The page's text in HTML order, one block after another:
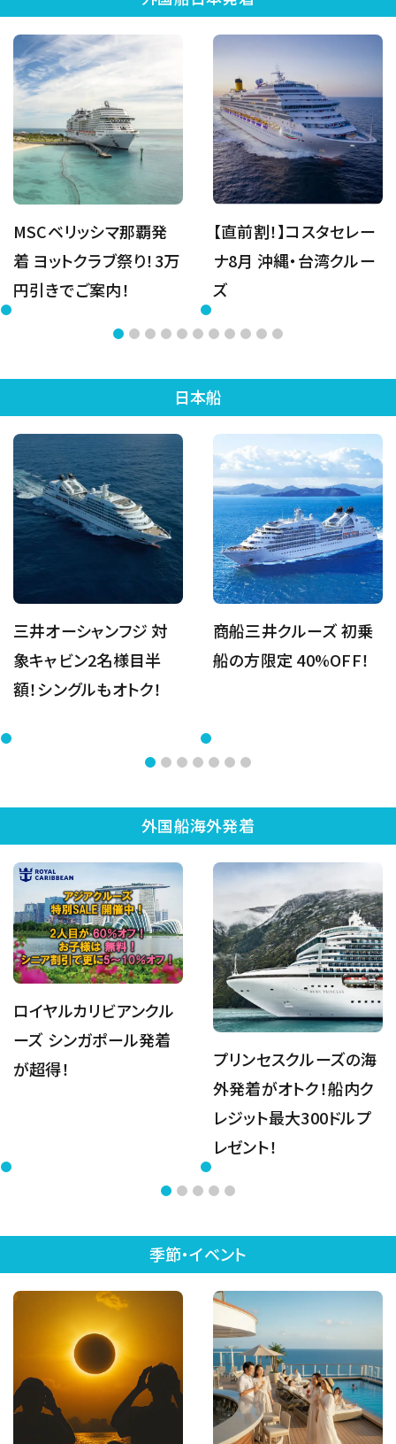
MSCベリッシマ那覇発
着 ヨットクラブ祭り！3万
円引きでご案内！
【直前割！】コスタセレー
ナ8月 沖縄・台湾クルー
ズ
日本船
三井オーシャンフジ 対
象キャビン2名様目半
額！シングルもオトク！
商船三井クルーズ 初乗
船の方限定 40%OFF！
外国船海外発着
ロイヤルカリビアンクル
ーズ シンガポール発着
が超得！
プリンセスクルーズの海
外発着がオトク！船内ク
レジット最大300ドルプ
レゼント！
季節・イベント